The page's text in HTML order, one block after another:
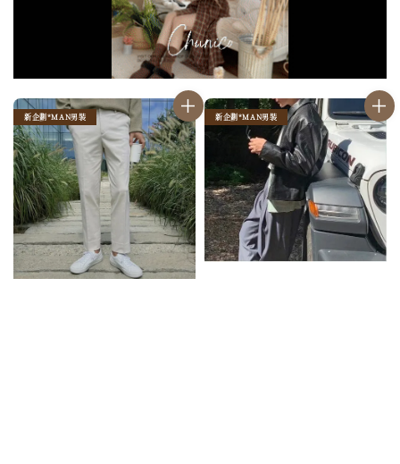
新企劃*MAN男裝 新企劃*MAN男裝